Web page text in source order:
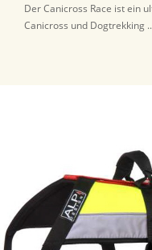
Der Canicross Race ist ein
Canicross und Dogtrekking